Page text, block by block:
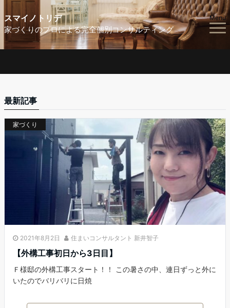
スマイノトリデ
家づくりのプロによる完全個別コンサルティング
Menu
最新記事
家づくり
2021年8月2日 住まいコンサルタント 新井智子
【外構工事初日から3日目】
Ｆ様邸の外構工事スタート！！ この暑さの中、連日ずっと外に
いたのでバリバリに日焼